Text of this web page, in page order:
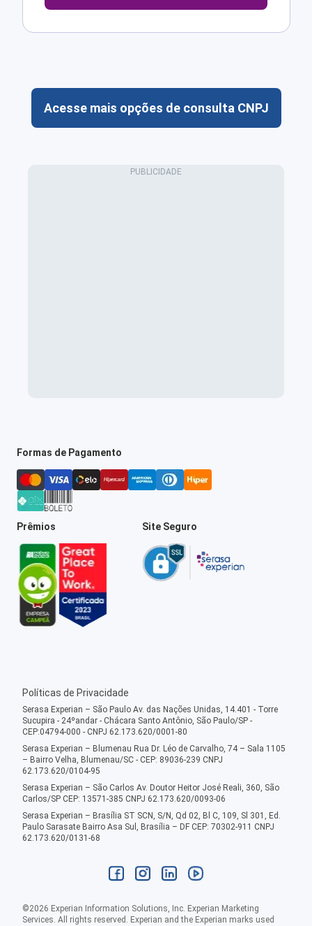
Acesse mais opções de consulta CNPJ
Formas de Pagamento
Prêmios Site Seguro
Políticas de Privacidade
Serasa Experian – São Paulo Av. das Nações Unidas, 14.401 - Torre
Sucupira - 24ºandar - Chácara Santo Antônio, São Paulo/SP -
CEP:04794-000 - CNPJ 62.173.620/0001-80
Serasa Experian – Blumenau Rua Dr. Léo de Carvalho, 74 – Sala 1105
– Bairro Velha, Blumenau/SC - CEP: 89036-239 CNPJ
62.173.620/0104-95
Serasa Experian – São Carlos Av. Doutor Heitor José Reali, 360, São
Carlos/SP CEP: 13571-385 CNPJ 62.173.620/0093-06
Serasa Experian – Brasília ST SCN, S/N, Qd 02, Bl C, 109, Sl 301, Ed.
Paulo Sarasate Bairro Asa Sul, Brasília – DF CEP: 70302-911 CNPJ
62.173.620/0131-68
©2026 Experian Information Solutions, Inc. Experian Marketing
Services. All rights reserved. Experian and the Experian marks used